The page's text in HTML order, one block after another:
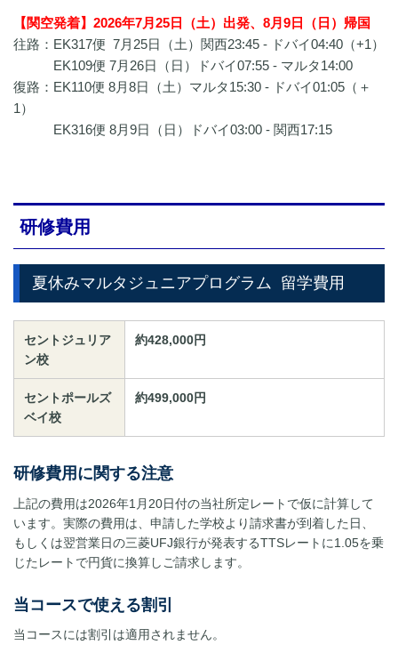
【関空発着】2026年7月25日（土）出発、8月9日（日）帰国
往路：EK317便 7月25日（土）関西23:45 - ドバイ04:40（+1）
EK109便 7月26日（日）ドバイ07:55 - マルタ14:00
復路：EK110便 8月8日（土）マルタ15:30 - ドバイ01:05（＋
1）
EK316便 8月9日（日）ドバイ03:00 - 関西17:15
研修費用
夏休みマルタジュニアプログラム 留学費用
セントジュリア
ン校
約428,000円
セントポールズ
ベイ校
約499,000円
研修費用に関する注意
上記の費用は2026年1月20日付の当社所定レートで仮に計算して
います。実際の費用は、申請した学校より請求書が到着した日、
もしくは翌営業日の三菱UFJ銀行が発表するTTSレートに1.05を乗
じたレートで円貨に換算しご請求します。
当コースで使える割引
当コースには割引は適用されません。